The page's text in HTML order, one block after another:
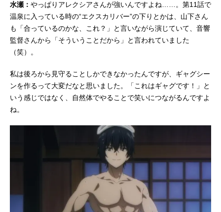
水瀬： やっぱりアレクシアさんが強いんですよね……。第11話で
温泉に入っている時の“エクスカリバー”の下りとかは、山下さん
も「合っているのかな、これ？」と言いながら演じていて、音響
監督さんから「そういうことだから」と言われていました
（笑）。
私は後ろから見守ることしかできなかったんですが、ギャグシー
ンを作るって大変だなと思いました。「これはギャグです！」と
いう感じではなく、自然体でやることで笑いにつながるんですよ
ね。